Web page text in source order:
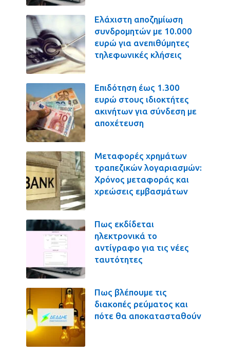
Ελάχιστη αποζημίωση
συνδρομητών με 10.000
ευρώ για ανεπιθύμητες
τηλεφωνικές κλήσεις
Επιδότηση έως 1.300
ευρώ στους ιδιοκτήτες
ακινήτων για σύνδεση με
αποχέτευση
Μεταφορές χρημάτων
τραπεζικών λογαριασμών:
Χρόνος μεταφοράς και
χρεώσεις εμβασμάτων
Πως εκδίδεται
ηλεκτρονικά το
αντίγραφο για τις νέες
ταυτότητες
Πως βλέπουμε τις
διακοπές ρεύματος και
πότε θα αποκατασταθούν